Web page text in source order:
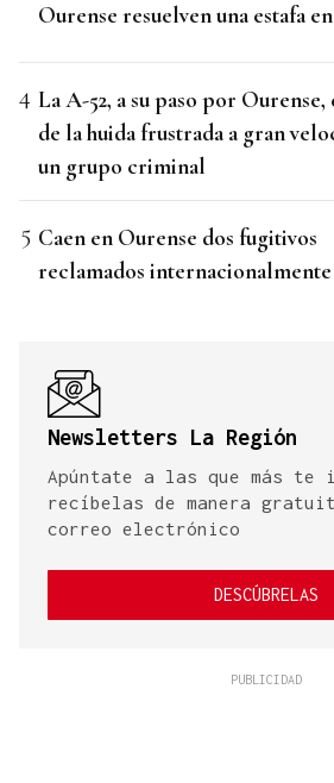
Ourense resuelven una estafa
La A-52, a su paso por Ourense,
de la huida frustrada a gran
un grupo criminal
Caen en Ourense dos fugitivos
reclamados internacionalmente
Newsletters La Región
Apúntate a las que más te
recíbelas de manera
correo electrónico
DESCÚBRELAS